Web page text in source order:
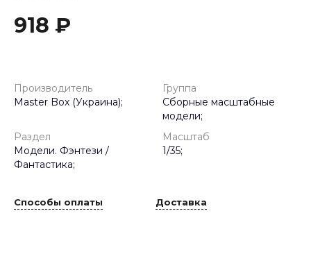
918 ₽
Производитель
Master Box (Украина);
Группа
Сборные масштабные
модели;
Раздел
Модели. Фэнтези /
Фантастика;
Масштаб
1/35;
Способы оплаты Доставка